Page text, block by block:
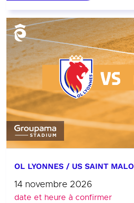
OL LYONNES / US SAINT MALO
14 novembre 2026
date et heure à confirmer